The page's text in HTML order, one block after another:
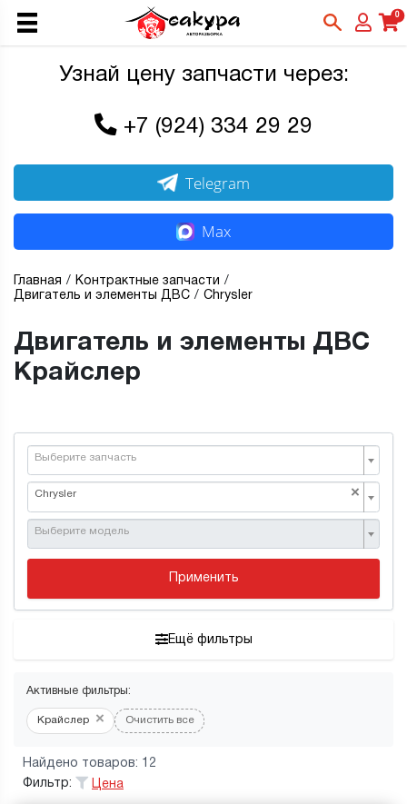
0
Узнай цену запчасти через:
+7 (924) 334 29 29
Telegram
Max
Главная
Контрактные запчасти
Двигатель и элементы ДВС
Chrysler
Двигатель и элементы ДВС
Крайслер
Выберите запчасть
×
Chrysler
Выберите модель
Применить
Ещё фильтры
Активные фильтры:
Крайслер × Очистить все
Найдено товаров: 12
Фильтр:
Цена